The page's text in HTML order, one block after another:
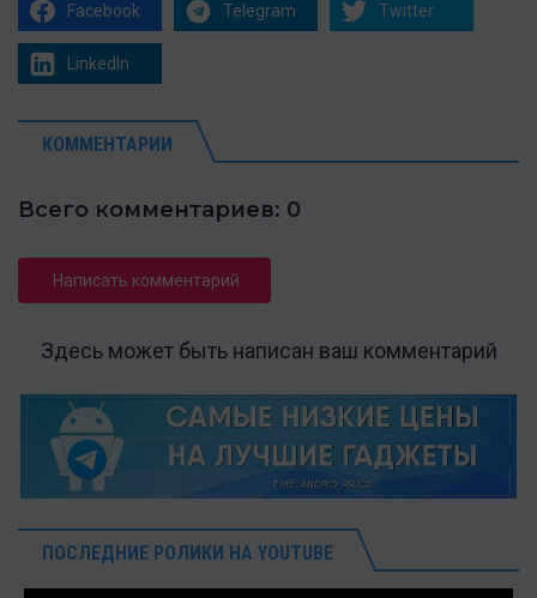
Facebook Telegram Twitter
LinkedIn
КОММЕНТАРИИ
Всего комментариев: 0
Написать комментарий
Здесь может быть написан ваш комментарий
ПОСЛЕДНИЕ РОЛИКИ НА YOUTUBE